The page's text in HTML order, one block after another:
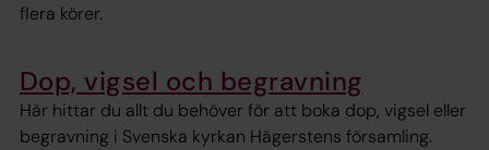
flera körer.
Dop, vigsel och begravning
Här hittar du allt du behöver för att boka dop, vigsel eller
begravning i Svenska kyrkan Hägerstens församling.